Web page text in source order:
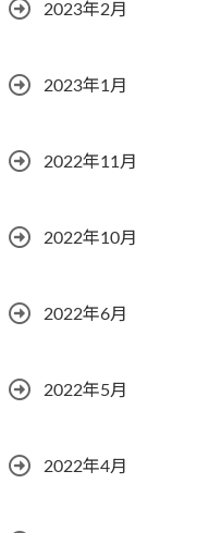
2023年2月
2023年1月
2022年11月
2022年10月
2022年6月
2022年5月
2022年4月